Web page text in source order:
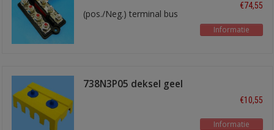
(pos./Neg.) terminal bus
€74,55
Informatie
738N3P05 deksel geel
€10,55
Informatie